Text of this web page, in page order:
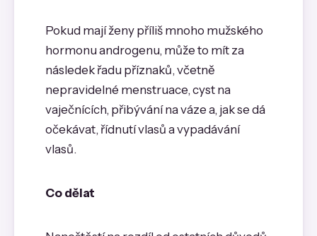
Pokud mají ženy příliš mnoho mužského
hormonu androgenu, může to mít za
následek řadu příznaků, včetně
nepravidelné menstruace, cyst na
vaječnících, přibývání na váze a, jak se dá
očekávat, řídnutí vlasů a vypadávání
vlasů.
Co dělat